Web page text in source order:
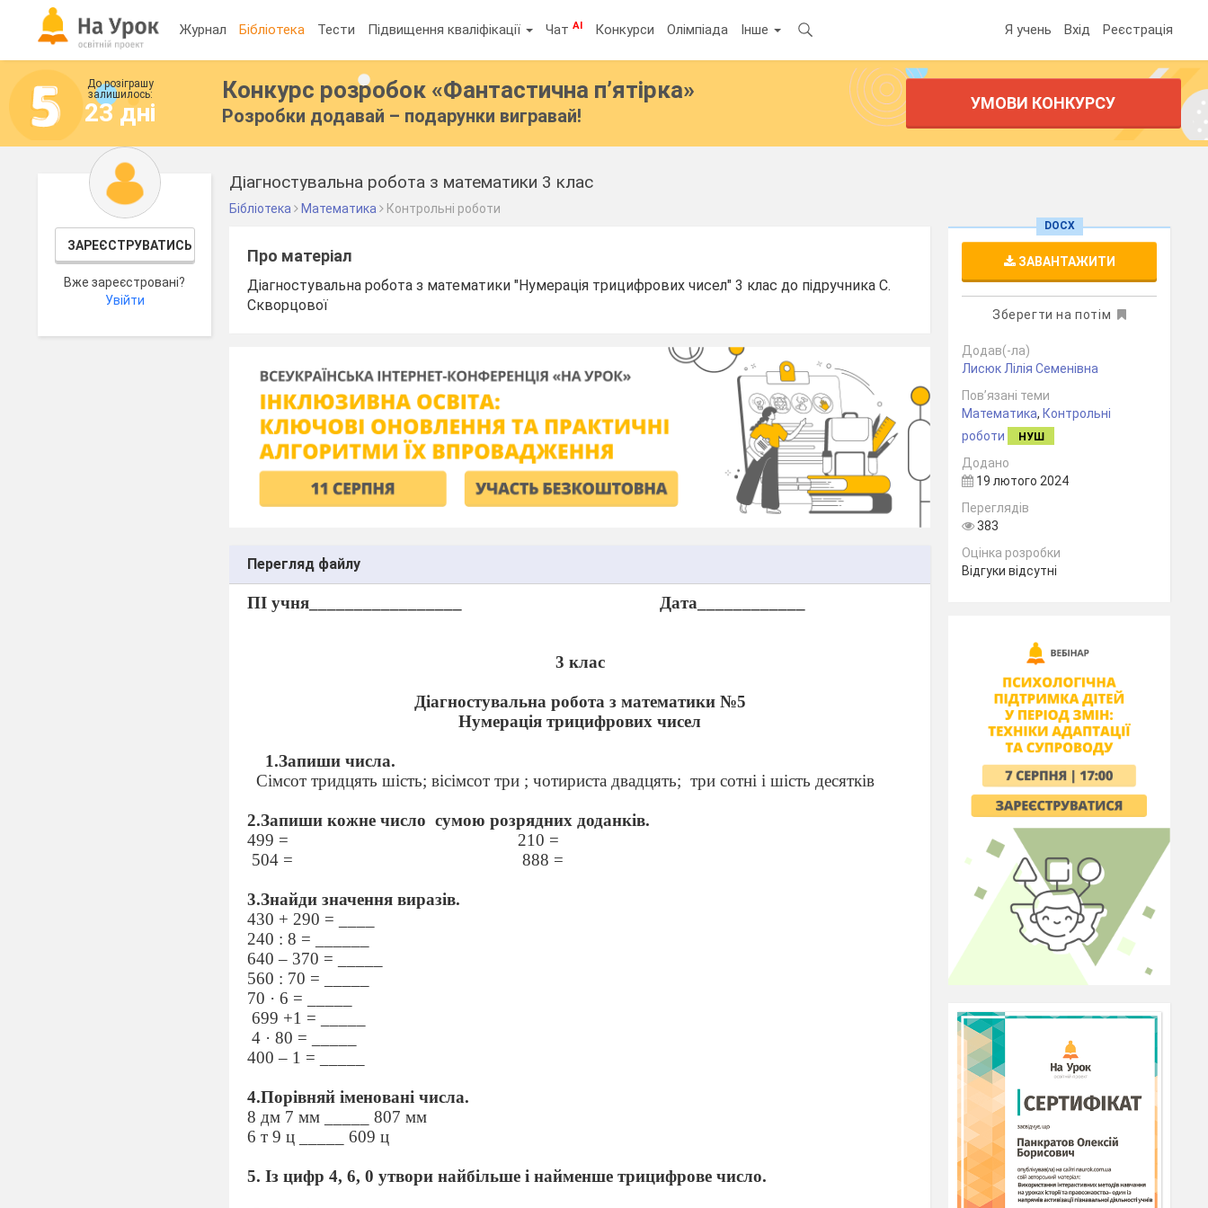
Журнал Бібліотека Тести Підвищення кваліфікації ЧатAI Конкурси Олімпіада Інше Я учень Вхід Реєстрація
До розіграшу
залишилось:
23 дні
Конкурс розробок «Фантастична п’ятірка»
Розробки додавай – подарунки вигравай!
УМОВИ КОНКУРСУ
ЗАРЕЄСТРУВАТИСЬ
Вже зареєстровані?
Увійти
Діагностувальна робота з математики 3 клас
Бібліотека Математика Контрольні роботи
Про матеріал
Діагностувальна робота з математики "Нумерація трицифрових чисел" 3 клас до підручника С.
Скворцової
Перегляд файлу
ПІ учня_________________ Дата____________
3 клас
Діагностувальна робота з математики №5
Нумерація трицифрових чисел
1.Запиши числа.
Сімсот тридцять шість; вісімсот три ; чотириста двадцять; три сотні і шість десятків
2.Запиши кожне число сумою розрядних доданків.
499 =
210 =
504 =
888 =
3.Знайди значення виразів.
430 + 290 = ____
240 : 8 = ______
640 – 370 = _____
560 : 70 = _____
70 · 6 = _____
699 +1 = _____
4 · 80 = _____
400 – 1 = _____
4.Порівняй іменовані числа.
8 дм 7 мм _____ 807 мм
6 т 9 ц _____ 609 ц
5. Із цифр 4, 6, 0 утвори найбільше і найменше трицифрове число.
DOCX
ЗАВАНТАЖИТИ
Зберегти на потім
Додав(-ла)
Лисюк Лілія Семенівна
Пов’язані теми
Математика, Контрольні
роботи
НУШ
Додано
19 лютого 2024
Переглядів
383
Оцінка розробки
Відгуки відсутні